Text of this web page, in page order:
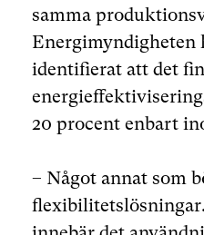
samma
Energimyndigheten
identifierat att det
20 procent enbart
– Något annat som